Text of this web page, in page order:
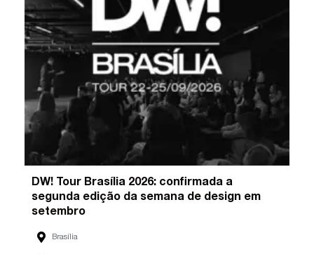
DW! Tour Brasília 2026: confirmada a
segunda edição da semana de design em
setembro
Brasília